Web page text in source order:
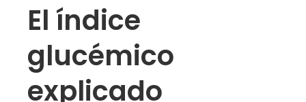
El índice
glucémico
explicado